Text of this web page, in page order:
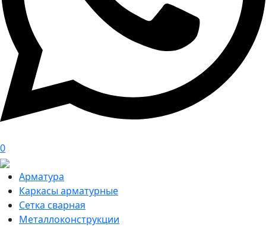
0
Арматура
Каркасы арматурные
Сетка сварная
Металлоконструкции